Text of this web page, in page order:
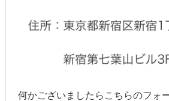
何かございましたらこちらのフォ